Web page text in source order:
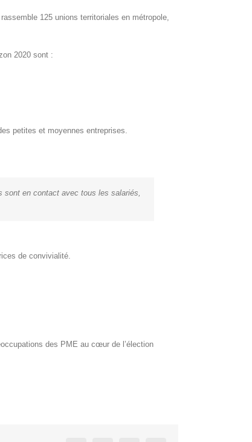
125 unions territoriales en métropole,
2020 sont :
petites et moyennes entreprises.
sont en contact avec tous les salariés,
de convivialité.
des PME au cœur de l’élection